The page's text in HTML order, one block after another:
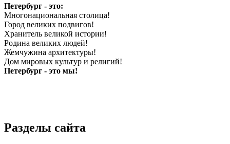
Петербург - это:
Многонациональная столица!
Город великих подвигов!
Хранитель великой истории!
Родина великих людей!
Жемчужина архитектуры!
Дом мировых культур и религий!
Петербург - это мы!
Разделы сайта